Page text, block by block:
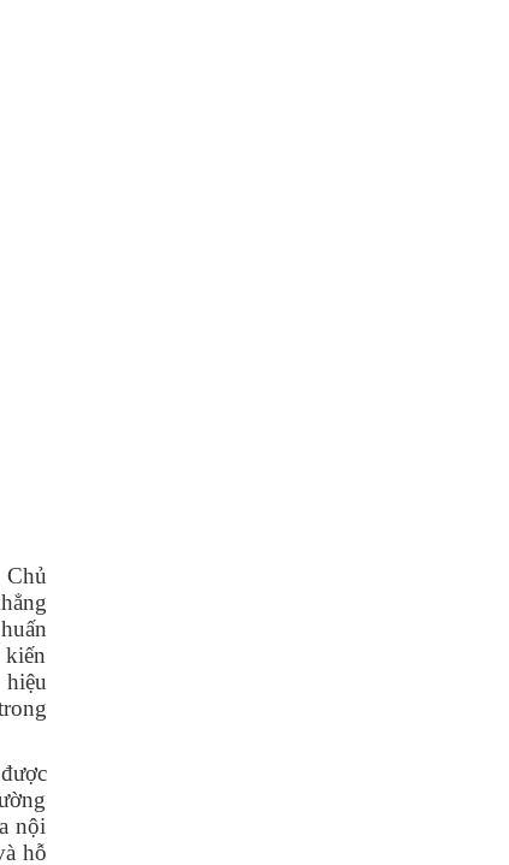
Chủ
nội
hỗ